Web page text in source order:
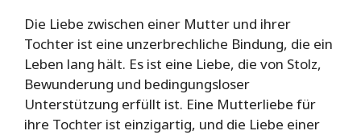
Die Liebe zwischen einer Mutter und ihrer
Tochter ist eine unzerbrechliche Bindung, die ein
Leben lang hält. Es ist eine Liebe, die von Stolz,
Bewunderung und bedingungsloser
Unterstützung erfüllt ist. Eine Mutterliebe für
ihre Tochter ist einzigartig, und die Liebe einer